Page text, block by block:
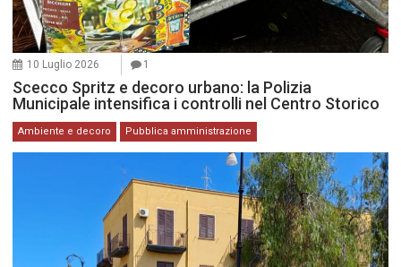
10 Luglio 2026 1
Scecco Spritz e decoro urbano: la Polizia
Municipale intensifica i controlli nel Centro Storico
Ambiente e decoro Pubblica amministrazione